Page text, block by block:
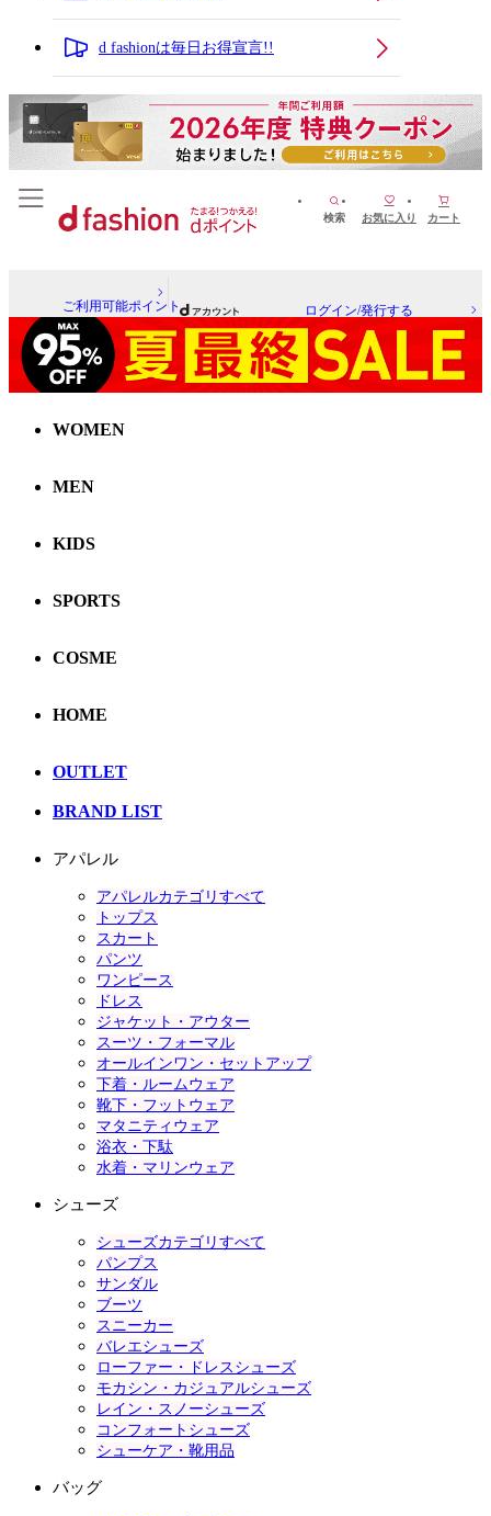
d fashionは毎日お得宣言!!
検索 お気に入り カート
ご利用可能ポイント ログイン/発行する
WOMEN
MEN
KIDS
SPORTS
COSME
HOME
OUTLET
BRAND LIST
アパレル
アパレルカテゴリすべて
トップス
スカート
パンツ
ワンピース
ドレス
ジャケット・アウター
スーツ・フォーマル
オールインワン・セットアップ
下着・ルームウェア
靴下・フットウェア
マタニティウェア
浴衣・下駄
水着・マリンウェア
シューズ
シューズカテゴリすべて
パンプス
サンダル
ブーツ
スニーカー
バレエシューズ
ローファー・ドレスシューズ
モカシン・カジュアルシューズ
レイン・スノーシューズ
コンフォートシューズ
シューケア・靴用品
バッグ